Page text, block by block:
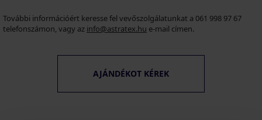
További információért keresse fel vevőszolgálatunkat a 061 998 97 67
telefonszámon, vagy az info@astratex.hu e-mail címen.
AJÁNDÉKOT KÉREK